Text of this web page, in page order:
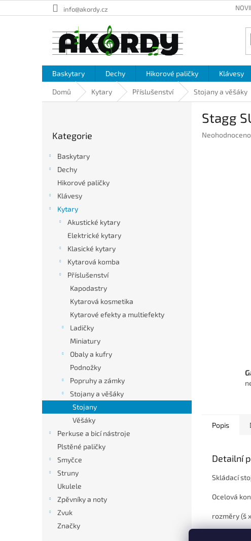
na
info@akordy.cz
Baskytary Dechy Hikorové paličky Klávesy
Domů Kytary Příslušenství Stojany a věšáky
kategorie
Kategorie
Baskytary
Dechy
Hikorové paličky
Klávesy
Kytary
Akustické kytary
Elektrické kytary
Klasické kytary
Kytarová komba
Příslušenství
Kapodastry
Kytarová kosmetika
Kytarové efekty a multiefekty
Ladičky
Miniatury
Obaly a kufry
Podnožky
Popruhy a zámky
Stojany a věšáky
Stojany
Věšáky
Perkuse a bicí nástroje
Plstěné paličky
Smyčce
Struny
Ukulele
Zpěvníky a noty
Zvuk
Značky
Stagg
Průměrné
Neohodnoceno
Popis
Detailní
Skládací
Ocelová
rozměry (š